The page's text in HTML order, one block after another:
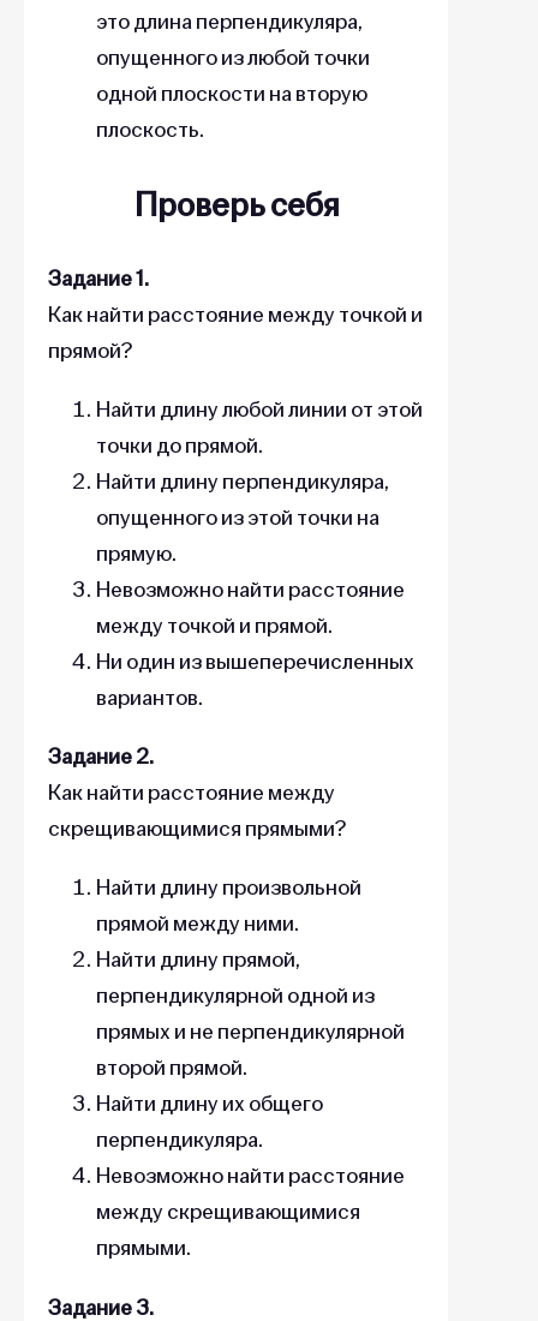
это длина перпендикуляра,
опущенного из любой точки
одной плоскости на вторую
плоскость.
Проверь себя
Задание 1.
Как найти расстояние между точкой и
прямой?
Найти длину любой линии от этой
точки до прямой.
Найти длину перпендикуляра,
опущенного из этой точки на
прямую.
Невозможно найти расстояние
между точкой и прямой.
Ни один из вышеперечисленных
вариантов.
Задание 2.
Как найти расстояние между
скрещивающимися прямыми?
Найти длину произвольной
прямой между ними.
Найти длину прямой,
перпендикулярной одной из
прямых и не перпендикулярной
второй прямой.
Найти длину их общего
перпендикуляра.
Невозможно найти расстояние
между скрещивающимися
прямыми.
Задание 3.